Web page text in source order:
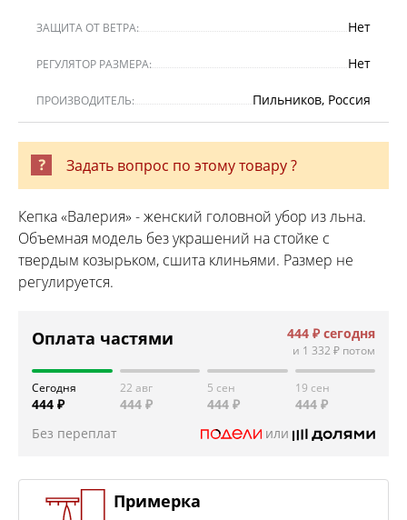
ЗАЩИТА ОТ ВЕТРА: Нет
РЕГУЛЯТОР РАЗМЕРА: Нет
ПРОИЗВОДИТЕЛЬ: Пильников, Россия
Задать вопрос по этому товару ?
Кепка «Валерия» - женский головной убор из льна.
Объемная модель без украшений на стойке с
твердым козырьком, сшита клиньями. Размер не
регулируется.
Оплата частями 444 ₽ сегодня
и 1 332 ₽ потом
Сегодня
444 ₽
22 авг
444 ₽
5 сен
444 ₽
19 сен
444 ₽
Без переплат
или
Примерка